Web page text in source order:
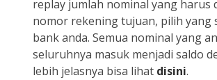
replay jumlah nominal yang harus
nomor rekening tujuan, pilih yang
bank anda. Semua nominal yang
seluruhnya masuk menjadi saldo
lebih jelasnya bisa lihat disini.